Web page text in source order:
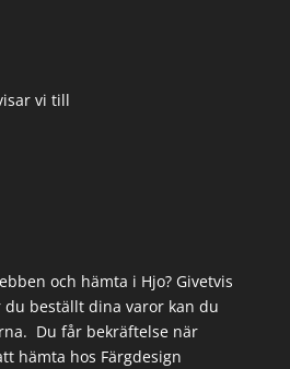
vi till
och hämta i Hjo? Givetvis
du beställt dina varor kan du
Du får bekräftelse när
hämta hos Färgdesign